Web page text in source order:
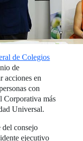
de Colegios
de
acciones en
con
Corporativa más
Universal.
del consejo
ejecutivo